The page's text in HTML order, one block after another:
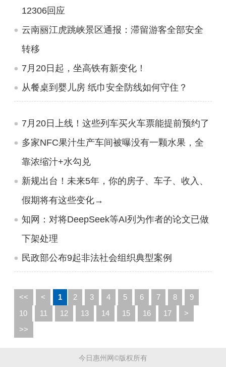
12306回应
云南丽江虎跳峡景区通报：滞留游客全部安全
转移
7月20日起，坐高铁有新变化！
从餐桌到婴儿房 纸巾安全防线如何守住？
7月20日上线！这些列车买火车票能提前预约了
多家NFC果汁生产车间被曝没有一颗水果，全
靠浓缩汁+水勾兑
新规出台！未来5年，你的房子、车子、收入、
假期将有这些变化→
知网：对将DeepSeek等AI列为作者的论文已做
下架处理
民政部公布9起非法社会组织典型案例
<< < 1 2 3 4 5 6 7 8
9
10
11 12 13 14 15 16 17
>
>>
今日惠州网©版权所有